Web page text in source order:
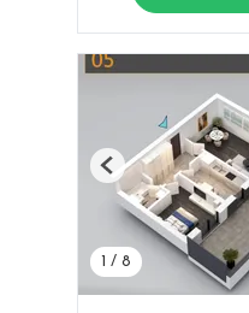
1 / 8
Previous